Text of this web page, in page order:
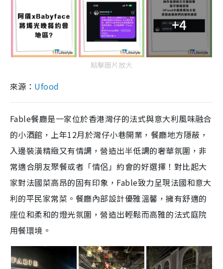
+4
點擊圖片放大
來源： Ufood
Fable餐廳是一家位於香港灣仔的法式與意大利風味融合
的小酒館，上年12月於灣仔小巷開業，餐廳地方隱蔽，
入邊裝潢精緻又有情調，營造出半低調的奢華氛圍，非
常適合朋友聚餐或者「情侶」約會的好選擇！對比起大
家對法國菜高昂的固有印象，Fable致力呈現法國和意大
利的平民家常菜。餐廳內部設計優雅溫馨，擁有舒適的
座位和柔和的燈光氛圍，營造出輕鬆而高雅的法式庭院
用餐環境。